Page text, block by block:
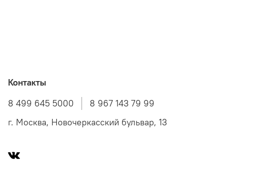
Контакты
8 499 645 5000
8 967 143 79 99
г. Москва, Новочеркасский бульвар, 13